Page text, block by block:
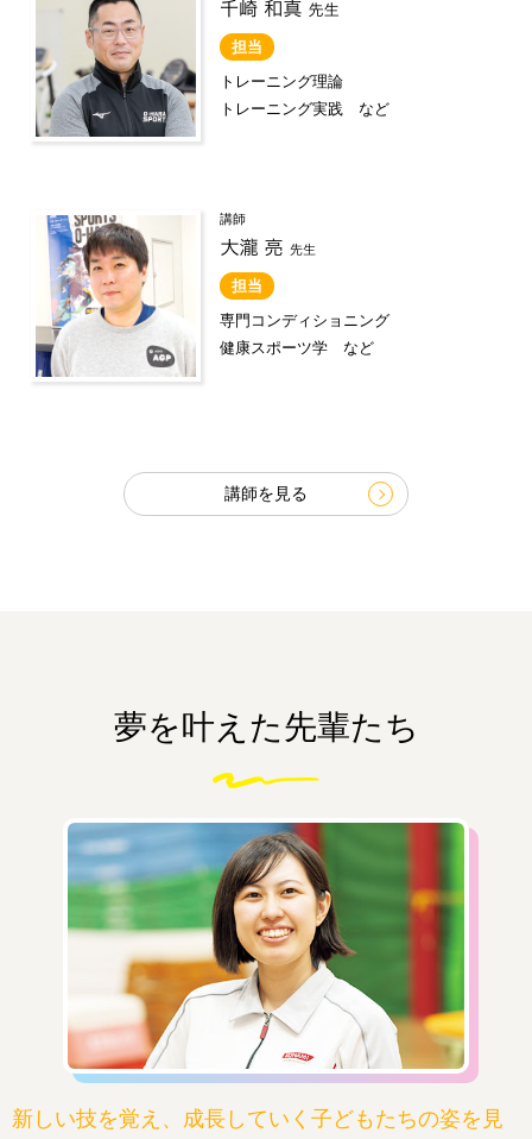
担当
トレーニング理論
トレーニング実践 など
講師
担当
専門コンディショニング
健康スポーツ学 など
講師を見る
夢を叶えた先輩たち
新しい技を覚え、成長していく子どもたちの姿を見